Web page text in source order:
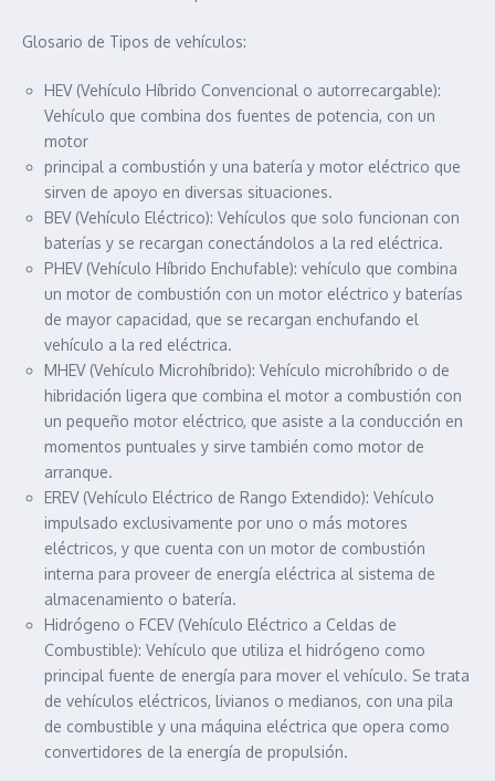
Glosario de Tipos de vehículos:
HEV (Vehículo Híbrido Convencional o autorrecargable):
Vehículo que combina dos fuentes de potencia, con un
motor
principal a combustión y una batería y motor eléctrico que
sirven de apoyo en diversas situaciones.
BEV (Vehículo Eléctrico): Vehículos que solo funcionan con
baterías y se recargan conectándolos a la red eléctrica.
PHEV (Vehículo Híbrido Enchufable): vehículo que combina
un motor de combustión con un motor eléctrico y baterías
de mayor capacidad, que se recargan enchufando el
vehículo a la red eléctrica.
MHEV (Vehículo Microhíbrido): Vehículo microhíbrido o de
hibridación ligera que combina el motor a combustión con
un pequeño motor eléctrico, que asiste a la conducción en
momentos puntuales y sirve también como motor de
arranque.
EREV (Vehículo Eléctrico de Rango Extendido): Vehículo
impulsado exclusivamente por uno o más motores
eléctricos, y que cuenta con un motor de combustión
interna para proveer de energía eléctrica al sistema de
almacenamiento o batería.
Hidrógeno o FCEV (Vehículo Eléctrico a Celdas de
Combustible): Vehículo que utiliza el hidrógeno como
principal fuente de energía para mover el vehículo. Se trata
de vehículos eléctricos, livianos o medianos, con una pila
de combustible y una máquina eléctrica que opera como
convertidores de la energía de propulsión.